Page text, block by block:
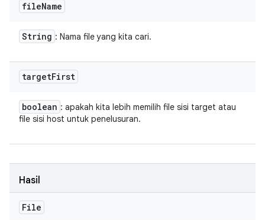
fileName
String : Nama file yang kita cari.
targetFirst
boolean : apakah kita lebih memilih file sisi target atau
file sisi host untuk penelusuran.
Hasil
File